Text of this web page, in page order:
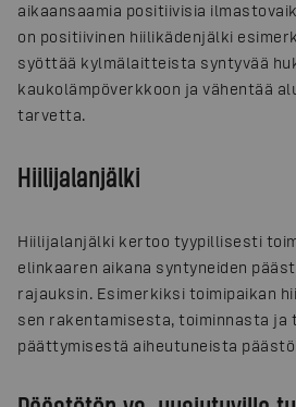
aikaansaamia positiivisia
on positiivinen hiilikädenjälki
syöttää kylmälaitteista syntyvää
kaukolämpöverkkoon ja vähentää
tarvetta.
Hiilijalanjälki
Hiilijalanjälki kertoo tyypillisesti
elinkaaren aikana syntyneiden
rajauksin. Esimerkiksi toimipaikan
sen rakentamisesta, toiminnasta ja
päättymisestä aiheutuneista